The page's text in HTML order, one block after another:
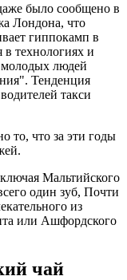
было сообщено в
Лондона, что
гиппокамп в
в технологиях и
молодых людей
Тенденция
такси
то, что за эти годы
Мальтийского
один зуб, Почти
из
или Ашфордского
чай